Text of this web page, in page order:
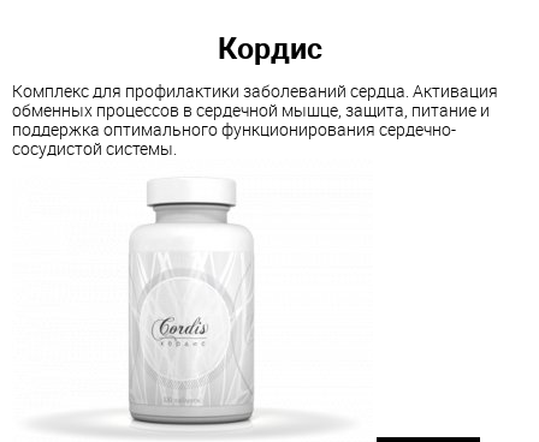
Кордис
Комплекс для профилактики заболеваний сердца. Активация
обменных процессов в сердечной мышце, защита, питание и
поддержка оптимального функционирования сердечно-
сосудистой системы.